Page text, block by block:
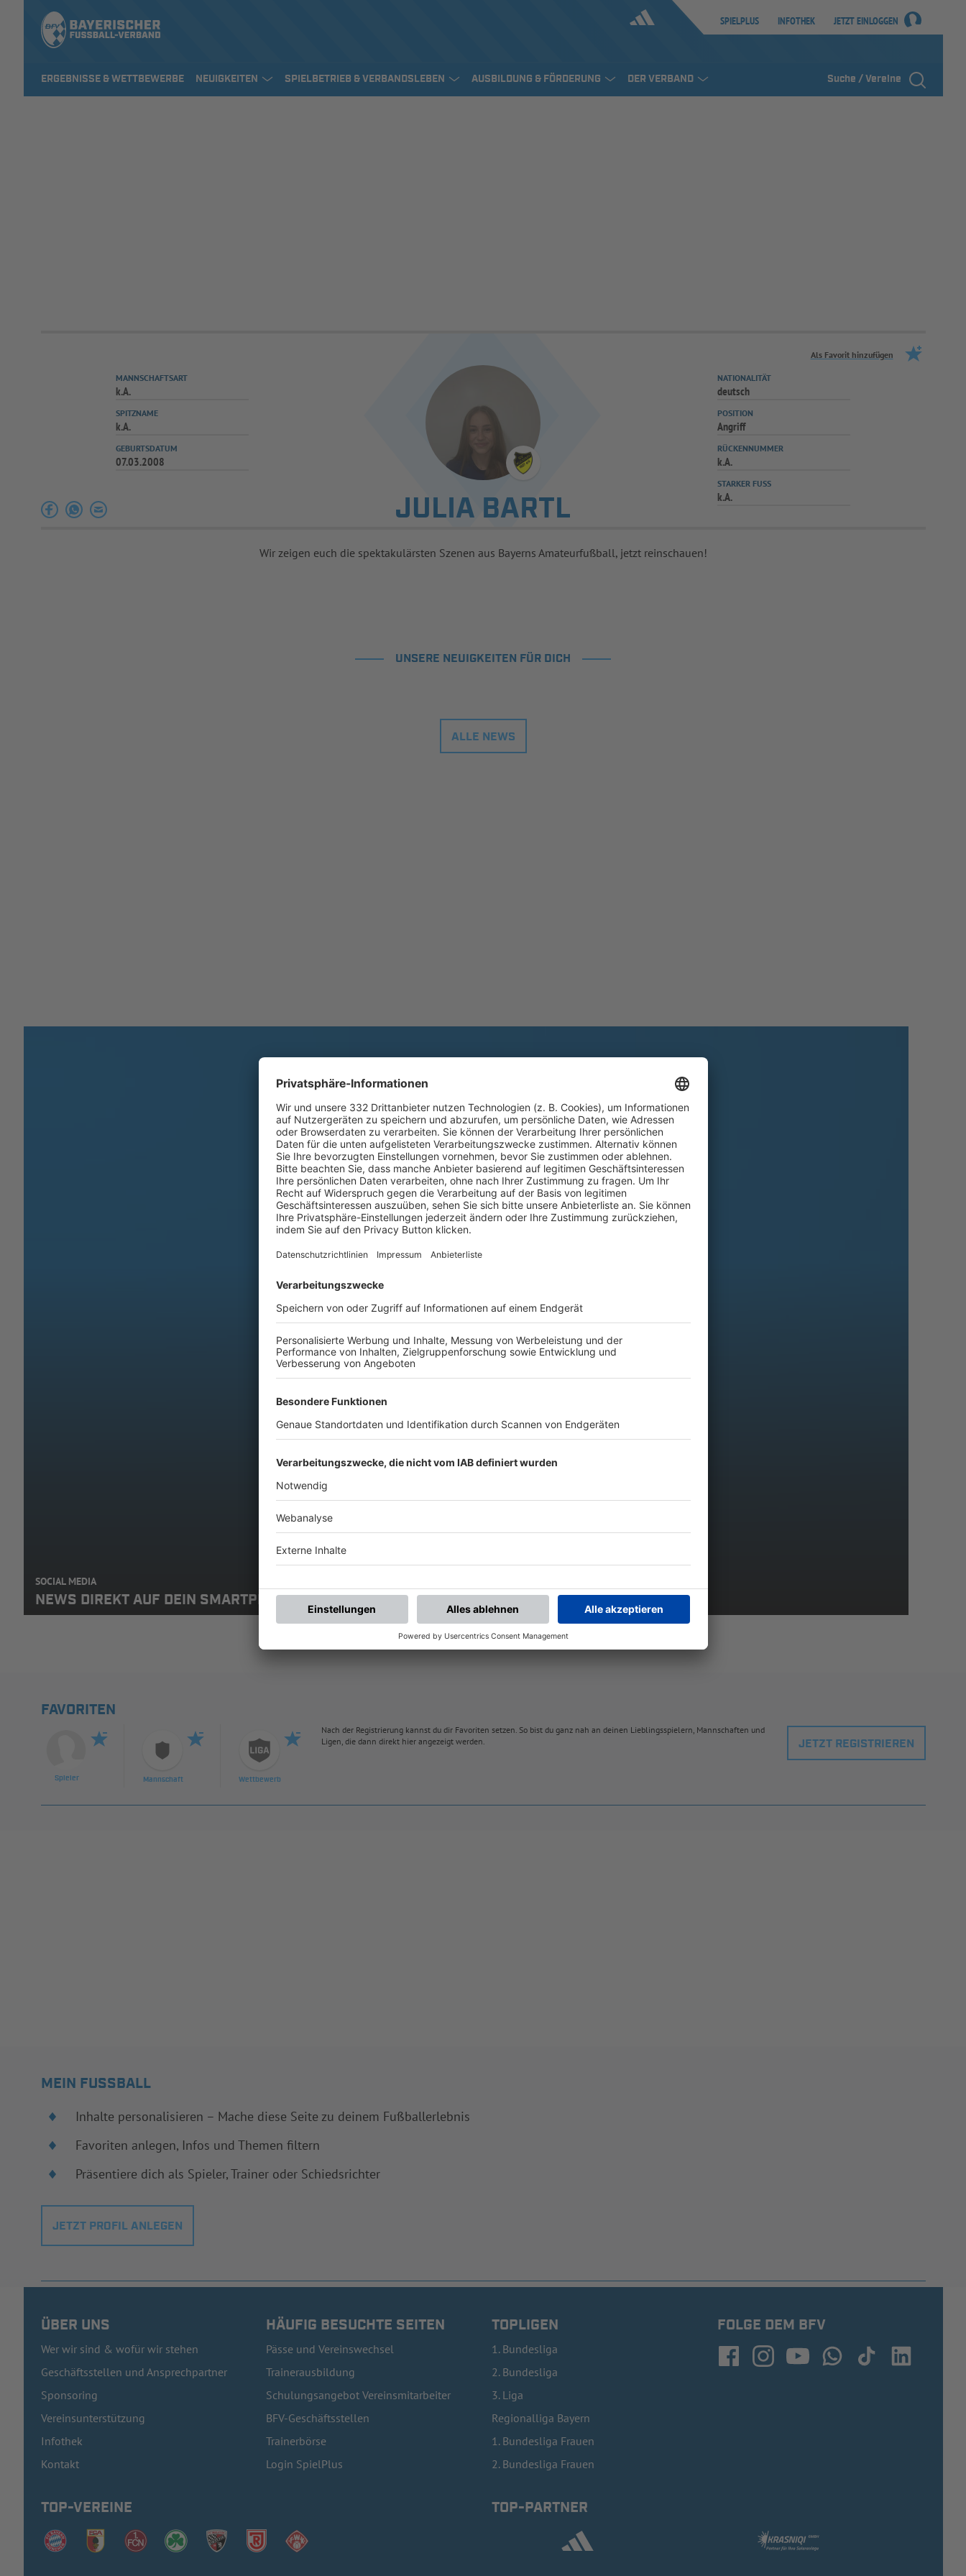
SPIELPLUS INFOTHEK JETZT EINLOGGEN
ERGEBNISSE & WETTBEWERBE NEUIGKEITEN SPIELBETRIEB & VERBANDSLEBEN AUSBILDUNG & FÖRDERUNG DER VERBAND Suche / Vereine
Als Favorit hinzufügen
JULIA BARTL
MANNSCHAFTSART
k.A.
SPITZNAME
k.A.
GEBURTSDATUM
07.03.2008
NATIONALITÄT
deutsch
POSITION
Angriff
RÜCKENNUMMER
k.A.
STARKER FUSS
k.A.
Wir zeigen euch die spektakulärsten Szenen aus Bayerns Amateurfußball, jetzt reinschauen!
UNSERE NEUIGKEITEN FÜR DICH
ALLE NEWS
SOCIAL MEDIA
NEWS DIREKT AUF DEIN SMARTPHONE: ABONNIERE DEN BFV-WHATSAPP-KANAL!
FAVORITEN
Spieler Mannschaft Wettbewerb
Nach der Registrierung kannst du dir Favoriten setzen. So bist du ganz nah an deinen Lieblingsspielern, Mannschaften und
Ligen, die dann direkt hier angezeigt werden.
JETZT REGISTRIEREN
MEIN FUSSBALL
Inhalte personalisieren – Mache diese Seite zu deinem Fußballerlebnis
Favoriten anlegen, Infos und Themen filtern
Präsentiere dich als Spieler, Trainer oder Schiedsrichter
JETZT PROFIL ANLEGEN
ÜBER UNS
Wer wir sind & wofür wir stehen
Geschäftsstellen und Ansprechpartner
Sponsoring
Vereinsunterstützung
Infothek
Kontakt
HÄUFIG BESUCHTE SEITEN
Pässe und Vereinswechsel
Trainerausbildung
Schulungsangebot Vereinsmitarbeiter
BFV-Geschäftsstellen
Trainerbörse
Login SpielPlus
TOPLIGEN
1. Bundesliga
2. Bundesliga
3. Liga
Regionalliga Bayern
1. Bundesliga Frauen
2. Bundesliga Frauen
FOLGE DEM BFV
TOP-VEREINE TOP-PARTNER